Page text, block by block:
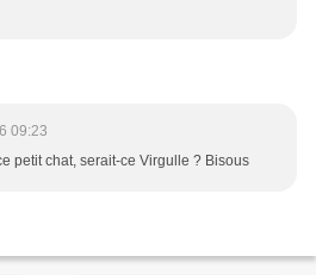
09:23
petit chat, serait-ce Virgulle ? Bisous